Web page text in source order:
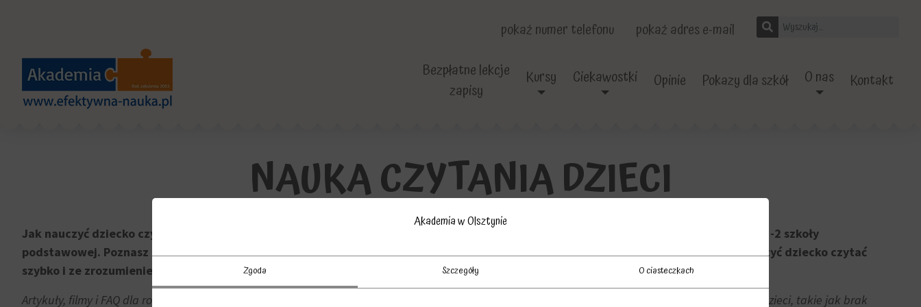
pokaż numer telefonu
pokaż adres e-mail
Bezpłatne lekcje
zapisy
Kursy Ciekawostki Opinie Pokazy dla szkół O nas Kontakt
NAUKA CZYTANIA DZIECI
Jak nauczyć dziecko czytać w Olsztynie? Tu znajdziesz sprawdzone sposoby na naukę czytania dla dzieci w wieku przedszkolnym i kl. 1-2 szkoły
podstawowej. Poznasz metody, jak nauczyć dziecko literek i jak nauczyć małe dziecko czytać krok po kroku. Dowiesz się też, jak nauczyć dziecko czytać
szybko i ze zrozumieniem.
Artykuły, filmy i FAQ dla rodziców dzieci, które mają trudności z nauką czytania. Akademia w Olsztynie omawia najczęstsze problemy z czytaniem u dzieci, takie jak brak
Akademia w Olsztynie
Zgoda Szczegóły O ciasteczkach